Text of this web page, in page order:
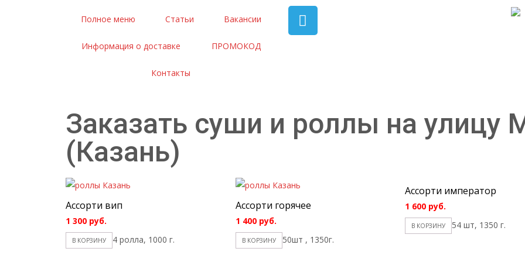
Полное меню Статьи Вакансии
Информация о доставке ПРОМОКОД
Контакты
Заказать суши и роллы на улицу
(Казань)
Ассорти вип
1 300 руб.
В КОРЗИНУ 4 ролла, 1000 г.
Ассорти горячее
1 400 руб.
В КОРЗИНУ 50шт , 1350г.
Ассорти император
1 600 руб.
В КОРЗИНУ 54 шт, 1350 г.